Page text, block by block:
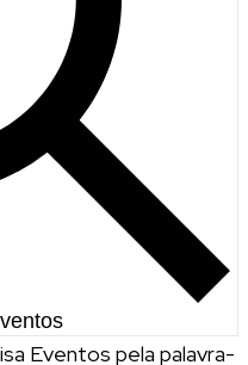
Eventos pela palavra-